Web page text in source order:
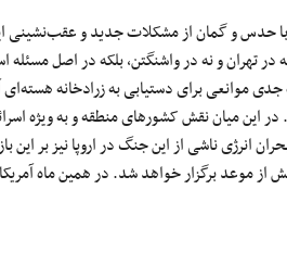
با حدس و گمان‌ از مشکلات جدید و
در تهران و نه در واشنگتن، بلکه در اصل
موانعی برای دستیابی به زرادخانه هسته‌ای
این میان نقش کشورهای منطقه و به ویژه
انرژی ناشی از این جنگ در اروپا نیز بر این
از موعد برگزار خواهد شد. در همین ماه